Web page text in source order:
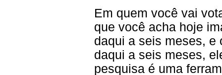
Em quem você vai
que você acha hoje
daqui a seis meses, e
daqui a seis meses,
pesquisa é uma